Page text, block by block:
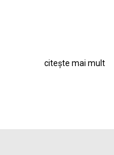
citește mai mult